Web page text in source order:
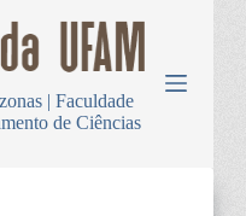
| Faculdade
de Ciências